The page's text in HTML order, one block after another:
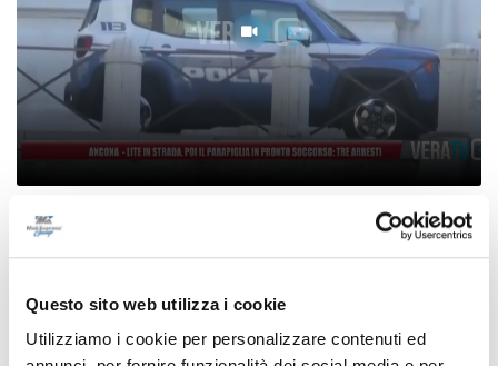
Questo sito web utilizza i cookie
Utilizziamo i cookie per personalizzare contenuti ed
in strada, poi il parapiglia in
Ancona
pronto